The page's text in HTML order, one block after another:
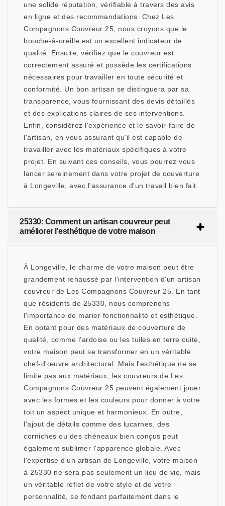
une solide réputation, vérifiable à travers des avis
en ligne et des recommandations. Chez Les
Compagnons Couvreur 25, nous croyons que le
bouche-à-oreille est un excellent indicateur de
qualité. Ensuite, vérifiez que le couvreur est
correctement assuré et possède les certifications
nécessaires pour travailler en toute sécurité et
conformité. Un bon artisan se distinguera par sa
transparence, vous fournissant des devis détaillés
et des explications claires de ses interventions.
Enfin, considérez l'expérience et le savoir-faire de
l'artisan, en vous assurant qu'il est capable de
travailler avec les matériaux spécifiques à votre
projet. En suivant ces conseils, vous pourrez vous
lancer sereinement dans votre projet de couverture
à Longeville, avec l'assurance d'un travail bien fait.
25330: Comment un artisan couvreur peut
améliorer l'esthétique de votre maison
À Longeville, le charme de votre maison peut être
grandement rehaussé par l'intervention d'un artisan
couvreur de Les Compagnons Couvreur 25. En tant
que résidents de 25330, nous comprenons
l'importance de marier fonctionnalité et esthétique.
En optant pour des matériaux de couverture de
qualité, comme l'ardoise ou les tuiles en terre cuite,
votre maison peut se transformer en un véritable
chef-d'œuvre architectural. Mais l'esthétique ne se
limite pas aux matériaux; les couvreurs de Les
Compagnons Couvreur 25 peuvent également jouer
avec les formes et les couleurs pour donner à votre
toit un aspect unique et harmonieux. En outre,
l'ajout de détails comme des lucarnes, des
corniches ou des chéneaux bien conçus peut
également sublimer l'apparence globale. Avec
l'expertise d'un artisan de Longeville, votre maison
à 25330 ne sera pas seulement un lieu de vie, mais
un véritable reflet de votre style et de votre
personnalité, se fondant parfaitement dans le